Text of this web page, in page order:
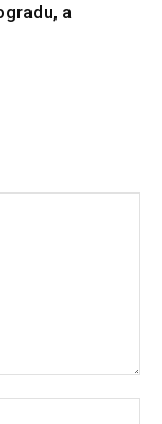
a